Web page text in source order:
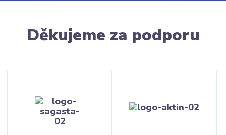
Děkujeme za podporu